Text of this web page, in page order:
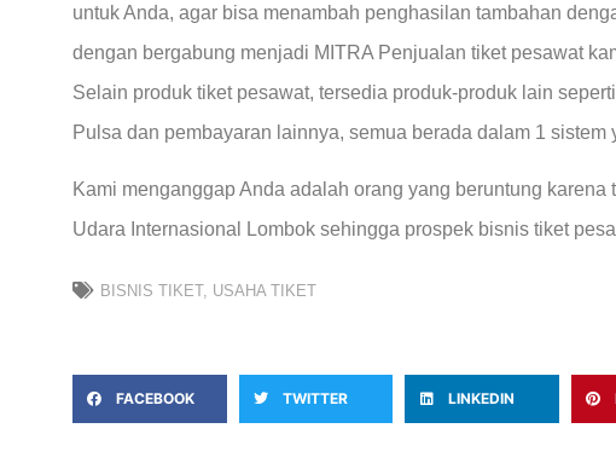
untuk Anda, agar bisa menambah penghasilan tambahan
dengan bergabung menjadi MITRA Penjualan tiket pesawat
Selain produk tiket pesawat, tersedia produk-produk lain
Pulsa dan pembayaran lainnya, semua berada dalam 1 sistem
Kami menganggap Anda adalah orang yang beruntung
Udara Internasional Lombok sehingga prospek bisnis tiket
BISNIS TIKET, USAHA TIKET
FACEBOOK TWITTER LINKEDIN